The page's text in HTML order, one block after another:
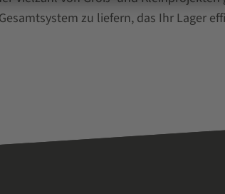
zu liefern, das Ihr Lager